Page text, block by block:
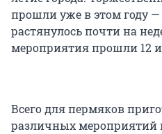
прошли уже в этом году
растянулось почти на
мероприятия прошли 12
Всего для пермяков
различных мероприятий